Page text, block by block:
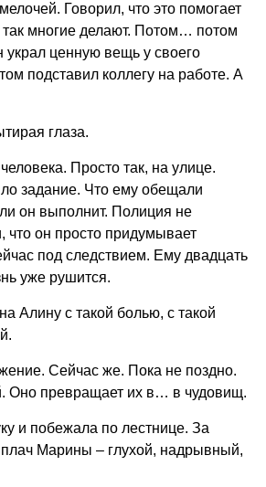
Говорил, что это помогает
так многие делают. Потом… потом
украл ценную вещь у своего
подставил коллегу на работе. А
глаза.
Просто так, на улице.
задание. Что ему обещали
он выполнит. Полиция не
что он просто придумывает
под следствием. Ему двадцать
уже рушится.
Алину с такой болью, с такой
Сейчас же. Пока не поздно.
Оно превращает их в… в чудовищ.
и побежала по лестнице. За
Марины – глухой, надрывный,